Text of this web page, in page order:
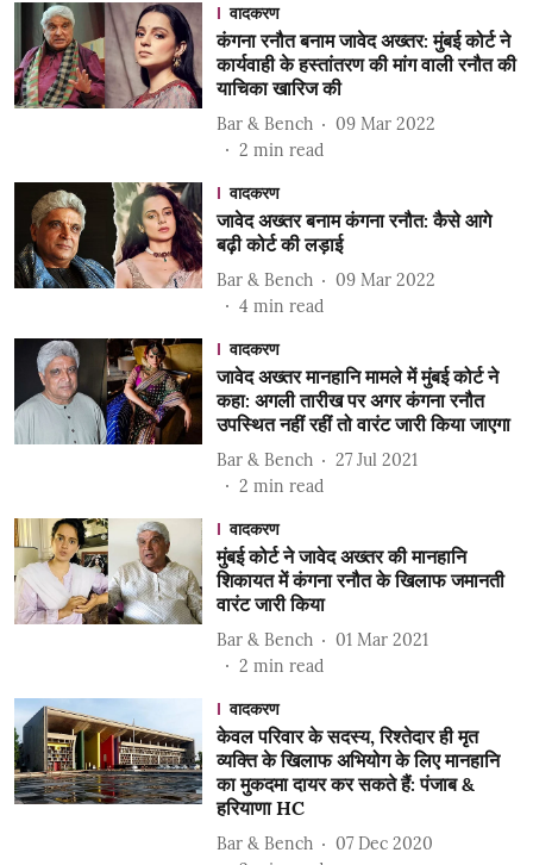
वादकरण
कंगना रनौत बनाम जावेद अख्तर: मुंबई कोर्ट ने
कार्यवाही के हस्तांतरण की मांग वाली रनौत की
याचिका खारिज की
Bar & Bench
09 Mar 2022
2 min read
वादकरण
जावेद अख्तर बनाम कंगना रनौत: कैसे आगे
बढ़ी कोर्ट की लड़ाई
Bar & Bench
09 Mar 2022
4 min read
वादकरण
जावेद अख्तर मानहानि मामले में मुंबई कोर्ट ने
कहा: अगली तारीख पर अगर कंगना रनौत
उपस्थित नहीं रहीं तो वारंट जारी किया जाएगा
Bar & Bench
27 Jul 2021
2 min read
वादकरण
मुंबई कोर्ट ने जावेद अख्तर की मानहानि
शिकायत में कंगना रनौत के खिलाफ जमानती
वारंट जारी किया
Bar & Bench
01 Mar 2021
2 min read
वादकरण
केवल परिवार के सदस्य, रिश्तेदार ही मृत
व्यक्ति के खिलाफ अभियोग के लिए मानहानि
का मुकदमा दायर कर सकते हैं: पंजाब &
हरियाणा HC
Bar & Bench
07 Dec 2020